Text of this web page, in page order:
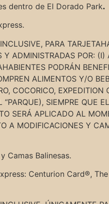
dentro de El Dorado Park.
PARA
ADMINISTRADAS POR:
PODRÁN
ALIMENTOS Y/O
COCORICO,
SIEMPRE QUE
SERÁ APLICADO AL
A MODIFICACIONES Y
Camas Balinesas.
Centurion Card®,